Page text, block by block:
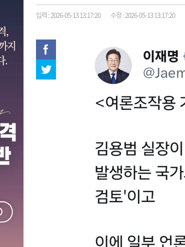
입력 : 2026-05-13 13:17:20 수정 : 2026-05-13 13:17:20